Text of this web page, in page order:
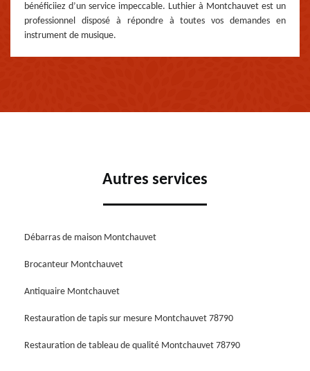
bénéficiiez d’un service impeccable. Luthier à Montchauvet est un
professionnel disposé à répondre à toutes vos demandes en
instrument de musique.
Autres services
Débarras de maison Montchauvet
Brocanteur Montchauvet
Antiquaire Montchauvet
Restauration de tapis sur mesure Montchauvet 78790
Restauration de tableau de qualité Montchauvet 78790